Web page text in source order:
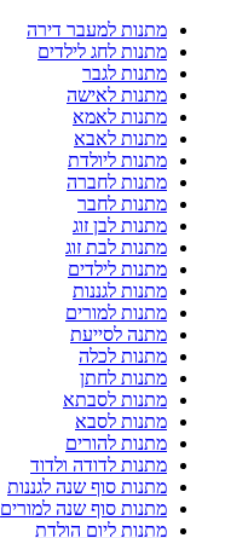
מתנות למעבר דירה
מתנות לחג לילדים
מתנות לגבר
מתנות לאישה
מתנות לאמא
מתנות לאבא
מתנות ליולדת
מתנות לחברה
מתנות לחבר
מתנות לבן זוג
מתנות לבת זוג
מתנות לילדים
מתנות לגננות
מתנות למורים
מתנה לסייעת
מתנות לכלה
מתנות לחתן
מתנות לסבתא
מתנות לסבא
מתנות להורים
מתנות לדודה ולדוד
מתנות סוף שנה לגננות
מתנות סוף שנה למורים
מתנות ליום הולדת